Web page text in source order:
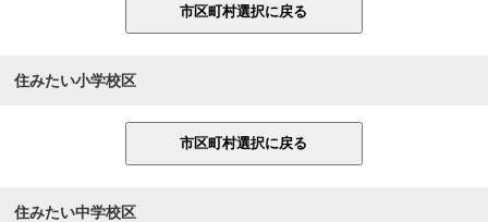
住みたい小学校区
住みたい中学校区